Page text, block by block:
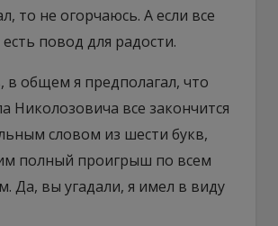
то не огорчаюсь. А если все
повод для радости.
в общем я предполагал, что
Николозовича все закончится
словом из шести букв,
полный проигрыш по всем
Да, вы угадали, я имел в виду